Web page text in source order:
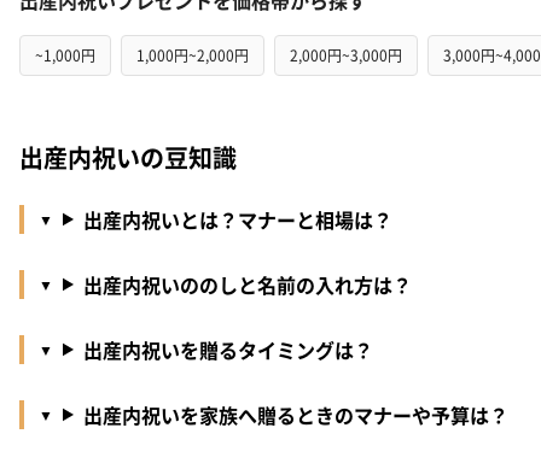
~1,000円 1,000円~2,000円 2,000円~3,000円 3,000円
出産内祝いの豆知識
出産内祝いとは？マナーと相場は？
出産内祝いののしと名前の入れ方は？
出産内祝いを贈るタイミングは？
出産内祝いを家族へ贈るときのマナーや予算は？